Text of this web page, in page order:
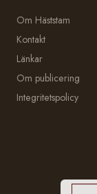
Om Häststam
Kontakt
Länkar
Om publicering
Integritetspolicy